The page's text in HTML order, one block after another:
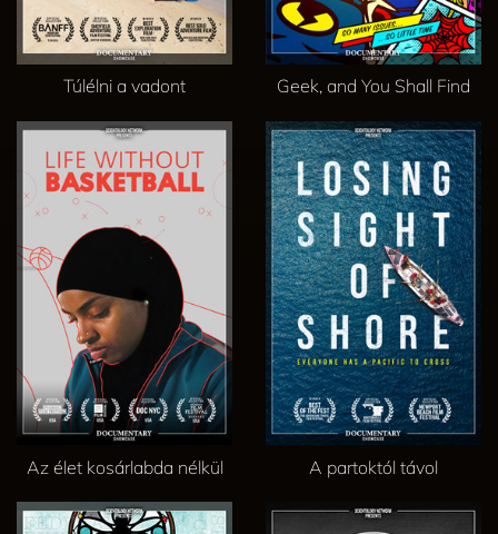
Túlélni a vadont Geek, and You Shall Find
Az élet kosárlabda nélkül A partoktól távol